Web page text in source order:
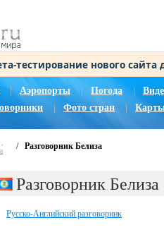
тестирование нового
| Аэропорты Погода |
Фото стран
/ Разговорник Белиза
Разговорник Белиза
Русско-Английский разговорник